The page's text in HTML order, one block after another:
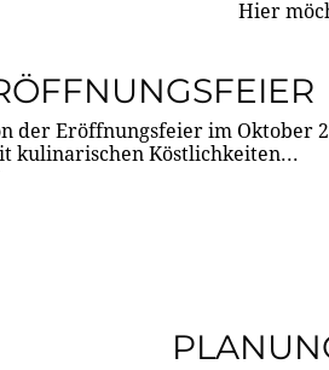
Hier
der Eröffnungsfeier im Oktober
kulinarischen Köstlichkeiten...